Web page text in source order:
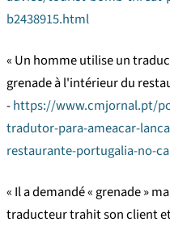
b2438915.html
« Un homme utilise un
grenade à l'intérieur du
-https://www.cmjornal.pt/
tradutor-para-ameacar-
restaurante-portugalia-no-
« Il a demandé « grenade »
traducteur trahit son client